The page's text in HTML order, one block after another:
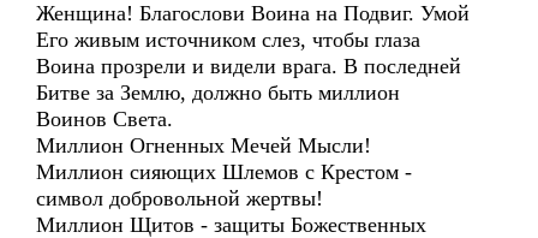
Женщина! Благослови Воина на Подвиг. Умой
Его живым источником слез, чтобы глаза
Воина прозрели и видели врага. В последней
Битве за Землю, должно быть миллион
Воинов Света.
Миллион Огненных Мечей Мысли!
Миллион сияющих Шлемов с Крестом -
символ добровольной жертвы!
Миллион Щитов - защиты Божественных